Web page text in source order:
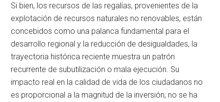
Si bien, los recursos de las regalías, provenientes de la
explotación de recursos naturales no renovables, están
concebidos como una palanca fundamental para el
desarrollo regional y la reducción de desigualdades, la
trayectoria histórica reciente muestra un patrón
recurrente de subutilización o mala ejecución. Su
impacto real en la calidad de vida de los ciudadanos no
es proporcional a la magnitud de la inversión; no se ha